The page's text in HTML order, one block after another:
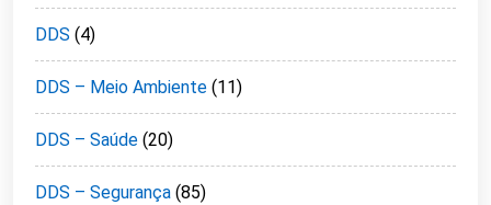
DDS (4)
DDS – Meio Ambiente (11)
DDS – Saúde (20)
DDS – Segurança (85)